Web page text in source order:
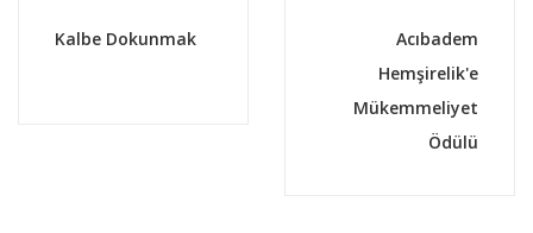
Kalbe Dokunmak
Acıbadem
Hemşirelik'e
Mükemmeliyet
Ödülü